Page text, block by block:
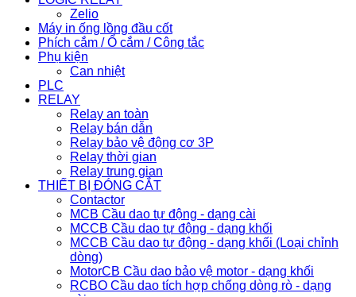
Zelio
Máy in ống lồng đầu cốt
Phích cắm / Ổ cắm / Công tắc
Phụ kiện
Can nhiệt
PLC
RELAY
Relay an toàn
Relay bán dẫn
Relay bảo vệ động cơ 3P
Relay thời gian
Relay trung gian
THIẾT BỊ ĐÓNG CẮT
Contactor
MCB Cầu dao tự động - dạng cài
MCCB Cầu dao tự động - dạng khối
MCCB Cầu dao tự động - dạng khối (Loại chỉnh
dòng)
MotorCB Cầu dao bảo vệ motor - dạng khối
RCBO Cầu dao tích hợp chống dòng rò - dạng